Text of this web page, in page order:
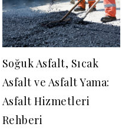
Soğuk Asfalt, Sıcak
Asfalt ve Asfalt Yama:
Asfalt Hizmetleri
Rehberi